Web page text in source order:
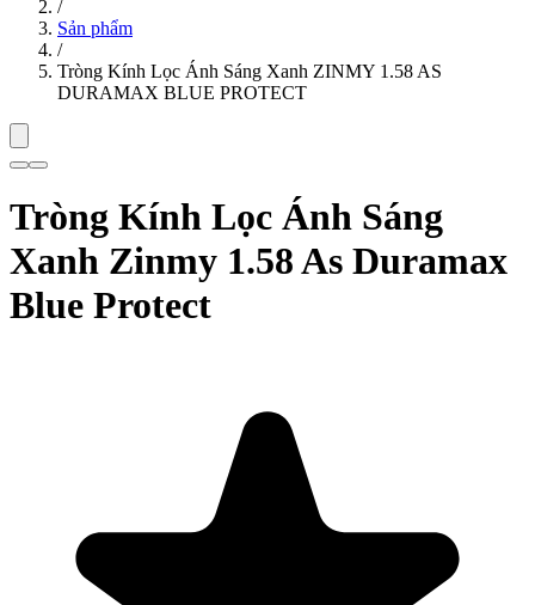
/
Sản phẩm
/
Tròng Kính Lọc Ánh Sáng Xanh ZINMY 1.58 AS
DURAMAX BLUE PROTECT
Tròng Kính Lọc Ánh Sáng
Xanh Zinmy 1.58 As Duramax
Blue Protect